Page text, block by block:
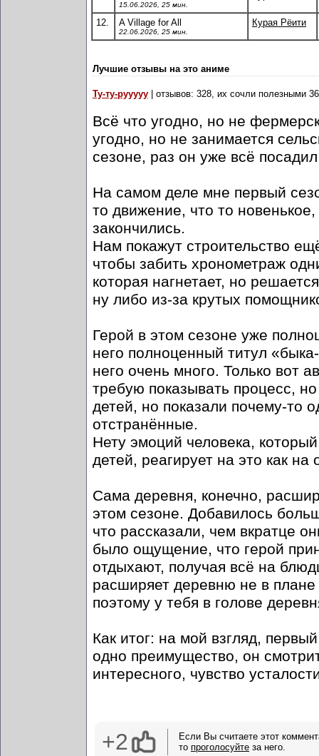
15.06.2026, 25 мин.
12. A Village for All
22.06.2026, 25 мин.
Курая Рёити
Лучшие отзывы на это аниме
Ту-ту-рууууу | отзывов: 328, их сочли полезными
Всё что угодно, но не
угодно, но не занимается
сезоне, раз он уже всё
На самом деле мне первый
то движение, что то
закончились.
Нам покажут строительство
чтобы забить хронометраж
которая нагнетает, но
ну либо из-за крутых
Герой в этом сезоне уже
него полноценный титул
него очень много. Только вот
требую показывать процесс,
детей, но показали почему-то
отстранённые.
Нету эмоций человека,
детей, реагирует на это как на
Сама деревня, конечно,
этом сезоне. Добавилось
что рассказали, чем вкратце
было ощущение, что герой
отдыхают, получая всё на
расширяет деревню не в плане
поэтому у тебя в голове
Как итог: на мой взгляд,
одно преимущество, он
интересного, чувство
+2
Если Вы считаете этот
то проголосуйте за него.